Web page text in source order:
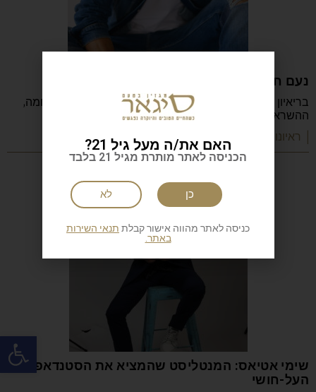
נעם חורב: הכתיבה המשפחה והישראליות
בריאיון מיוחד מספר נעם חורב על הכתיבה, ההורות, המלחמה,
ההשראה, הקריירה והדרך שהפכה אותו לאחד
| ראיונות מעוררי השראה
שימי אטיאס: המנטליסט שהמציא את הסטנדאפ
העל-חושי
האם את/ה מעל גיל 21?
הכניסה לאתר מותרת מגיל 21 בלבד
לא כן
כניסה לאתר מהווה אישור קבלת תנאי השירות
באתר.